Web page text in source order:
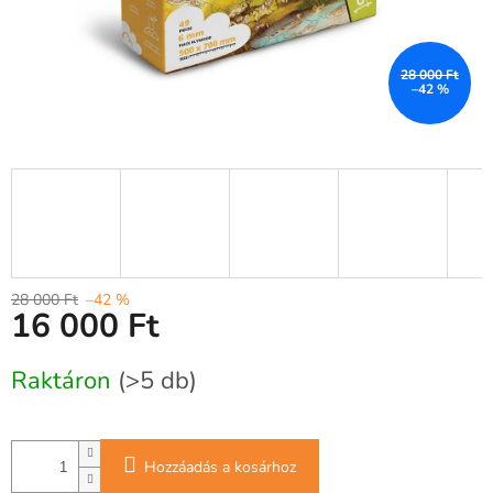
28 000 Ft
–42 %
28 000 Ft –42 %
16 000 Ft
Raktáron (>5 db)
Hozzáadás a kosárhoz